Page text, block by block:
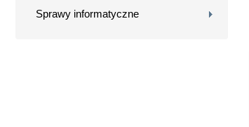
Sprawy informatyczne